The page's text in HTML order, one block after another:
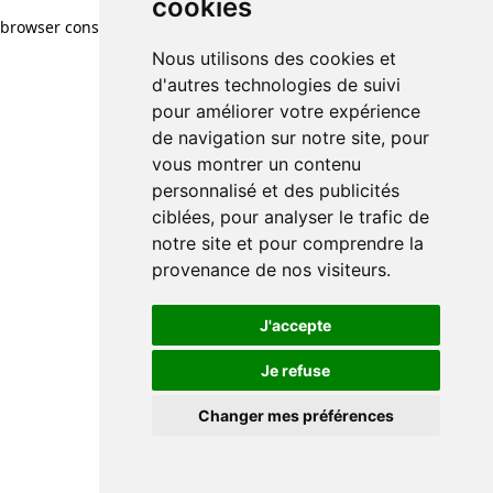
cookies
Nous utilisons des cookies et
d'autres technologies de suivi
pour améliorer votre expérience
de navigation sur notre site, pour
vous montrer un contenu
personnalisé et des publicités
ciblées, pour analyser le trafic de
notre site et pour comprendre la
provenance de nos visiteurs.
J'accepte
Je refuse
Changer mes préférences
cookies
Nous utilisons des cookies et
d'autres technologies de suivi
pour améliorer votre expérience
de navigation sur notre site, pour
vous montrer un contenu
personnalisé et des publicités
ciblées, pour analyser le trafic de
notre site et pour comprendre la
provenance de nos visiteurs.
J'accepte
Je refuse
Changer mes préférences
browser console for more information)